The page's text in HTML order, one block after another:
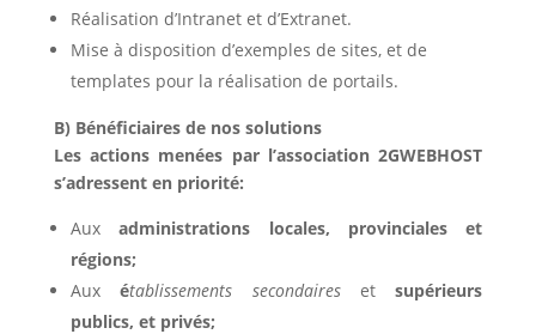
Réalisation d’Intranet et d’Extranet.
Mise à disposition d’exemples de sites, et de
templates pour la réalisation de portails.
B) Bénéficiaires de nos solutions
Les actions menées par l’association 2GWEBHOST
s’adressent en priorité:
Auxadministrations locales, provinciales et
régions;
Auxétablissements secondairesetsupérieurs
publics, et privés;